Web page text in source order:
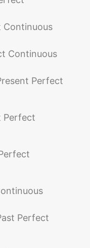
Continuous
Continuous
Perfect
Perfect
Perfect